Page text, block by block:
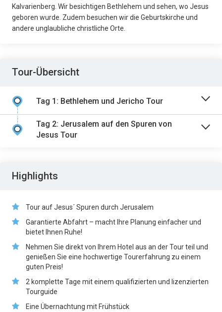
Kalvarienberg. Wir besichtigen Bethlehem und sehen, wo Jesus
geboren wurde. Zudem besuchen wir die Geburtskirche und
andere unglaubliche christliche Orte.
Tour-Übersicht
Tag 1: Bethlehem und Jericho Tour
Tag 2: Jerusalem auf den Spuren von
Jesus Tour
Highlights
Tour auf Jesus´ Spuren durch Jerusalem
Garantierte Abfahrt – macht Ihre Planung einfacher und
bietet Ihnen Ruhe!
Nehmen Sie direkt von Ihrem Hotel aus an der Tour teil und
genießen Sie eine hochwertige Tourerfahrung zu einem
guten Preis!
2 komplette Tage mit einem qualifizierten und lizenzierten
Tourguide
Eine Übernachtung mit Frühstück